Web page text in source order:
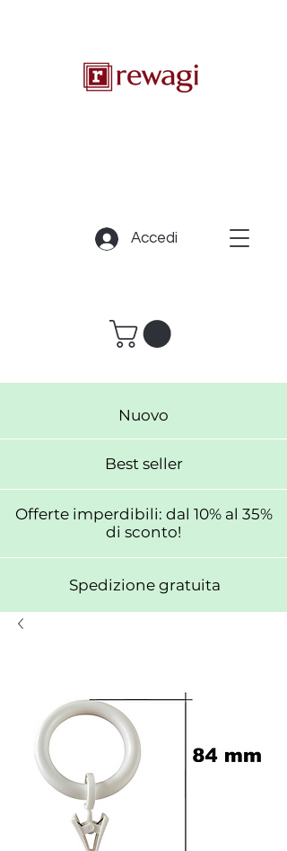
Nuovo
Best seller
Offerte imperdibili: dal 10% al 35%
di sconto!
Spedizione gratuita
Accedi